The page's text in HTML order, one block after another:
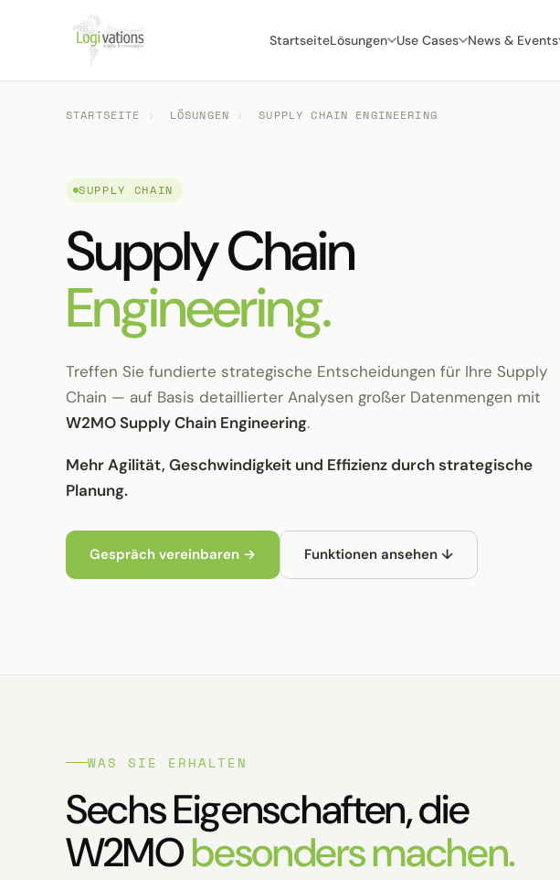
StartseiteLösungen Use Cases News & Events
STARTSEITE › LÖSUNGEN › SUPPLY CHAIN ENGINEERING
SUPPLY CHAIN
Supply Chain
Engineering.
Treffen Sie fundierte strategische Entscheidungen für Ihre Supply
Chain — auf Basis detaillierter Analysen großer Datenmengen mit
W2MO Supply Chain Engineering.
Mehr Agilität, Geschwindigkeit und Effizienz durch strategische
Planung.
Gespräch vereinbaren → Funktionen ansehen ↓
WAS SIE ERHALTEN
Sechs Eigenschaften, die
W2MObesonders machen.